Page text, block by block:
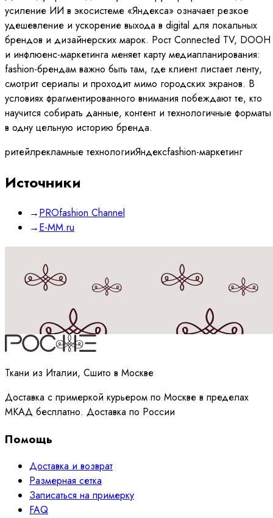
усиление ИИ в экосистеме «Яндекса» означает резкое
удешевление и ускорение выхода в digital для локальных
брендов и дизайнерских марок. Рост Connected TV, DOOH
и инфлюенс-маркетинга меняет карту медиапланирования:
fashion-брендам важно быть там, где клиент листает ленту,
смотрит сериалы и проходит мимо городских экранов. В
условиях фрагментированного внимания побеждают те, кто
научится собирать данные, контент и технологичные форматы
в одну цельную историю бренда.
ритейлрекламные технологииЯндексfashion-маркетинг
Источники
→PROfashion Channel
→E-MM.ru
Принимаюполитикуобработки данных
Ткани из Италии, Сшито в Москве
Доставка с примеркой курьером по Москве в пределах
МКАД бесплатно. Доставка по России
Помощь
Доставка и возврат
Размерная сетка
Записаться на примерку
FAQ